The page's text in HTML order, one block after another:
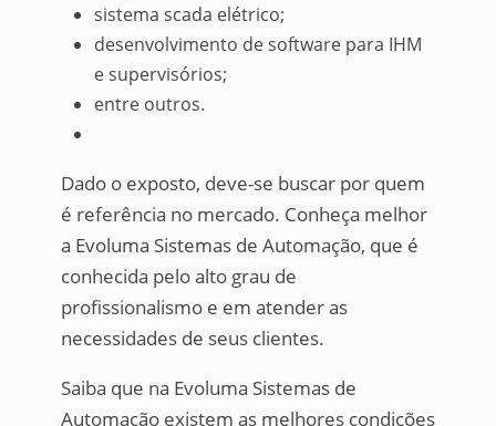
sistema scada elétrico;
desenvolvimento de software para IHM
e supervisórios;
entre outros.
Dado o exposto, deve-se buscar por quem
é referência no mercado. Conheça melhor
a Evoluma Sistemas de Automação, que é
conhecida pelo alto grau de
profissionalismo e em atender as
necessidades de seus clientes.
Saiba que na Evoluma Sistemas de
Automação existem as melhores condições